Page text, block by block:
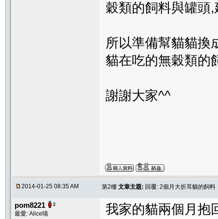
穀類的飼料與罐頭
所以準備幫貓貓換
貓在吃的無穀類的
謝謝大家^^
2014-01-25 08:35 AM 第2樓 文章主題: 回覆: 2個月大折耳貓的飼料
pom8221
最愛: Alice喵
我家的貓兩個月抱